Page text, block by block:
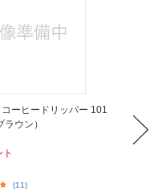
ーヒードリッパー 101
ウン）
(11)
ラブ
2,220円